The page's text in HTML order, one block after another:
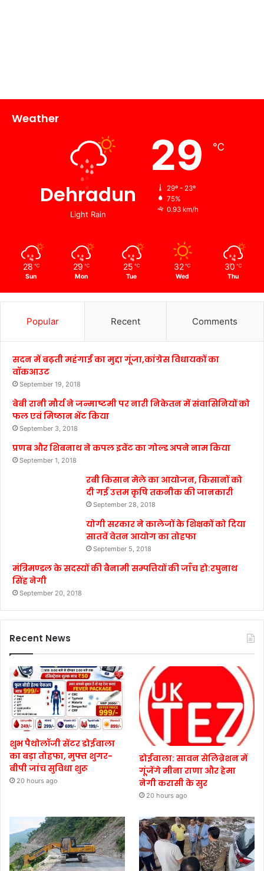
Weather
Dehradun
Light Rain
29 ℃
29º - 23º
75%
0.93 km/h
28 ℃
Sun
29 ℃
Mon
25 ℃
Tue
32 ℃
Wed
30 ℃
Thu
Popular Recent Comments
सदन में बढ़ती महंगाई का मुद्दा गूंजा,कांग्रेस विधायकों का
वॉकआउट
September 19, 2018
बेबी रानी मौर्य ने जन्माष्टमी पर नारी निकेतन में संवासिनियों को
फल एवं मिष्ठान भेंट किया
September 3, 2018
प्रणब और शिबनाथ ने कपल इवेंट का गोल्ड अपने नाम किया
September 1, 2018
रबी किसान मेले का आयोजन, किसानों को
दी गई उत्तम कृषि तकनीक की जानकारी
September 28, 2018
योगी सरकार ने कालेजों के शिक्षकों को दिया
सातवें वेतन आयोग का तोहफा
September 5, 2018
मंत्रिमण्डल के सदस्यों की बैनामी सम्पत्तियों की जाँच हो:रघुनाथ
सिंह नेगी
September 20, 2018
Recent News
शुभ पैथोलॉजी सेंटर डोईवाला
का बड़ा तोहफा, मुफ्त शुगर-
बीपी जांच सुविधा शुरू
20 hours ago
डोईवाला: सावन सेलिब्रेशन में
गूंजेंगे मीना राणा और हेमा
नेगी करासी के सुर
20 hours ago